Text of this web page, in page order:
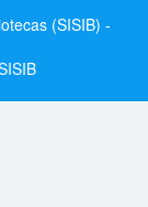
(SISIB) -